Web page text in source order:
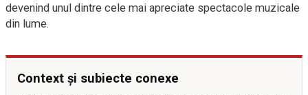
devenind unul dintre cele mai apreciate spectacole muzicale
din lume.
Context și subiecte conexe